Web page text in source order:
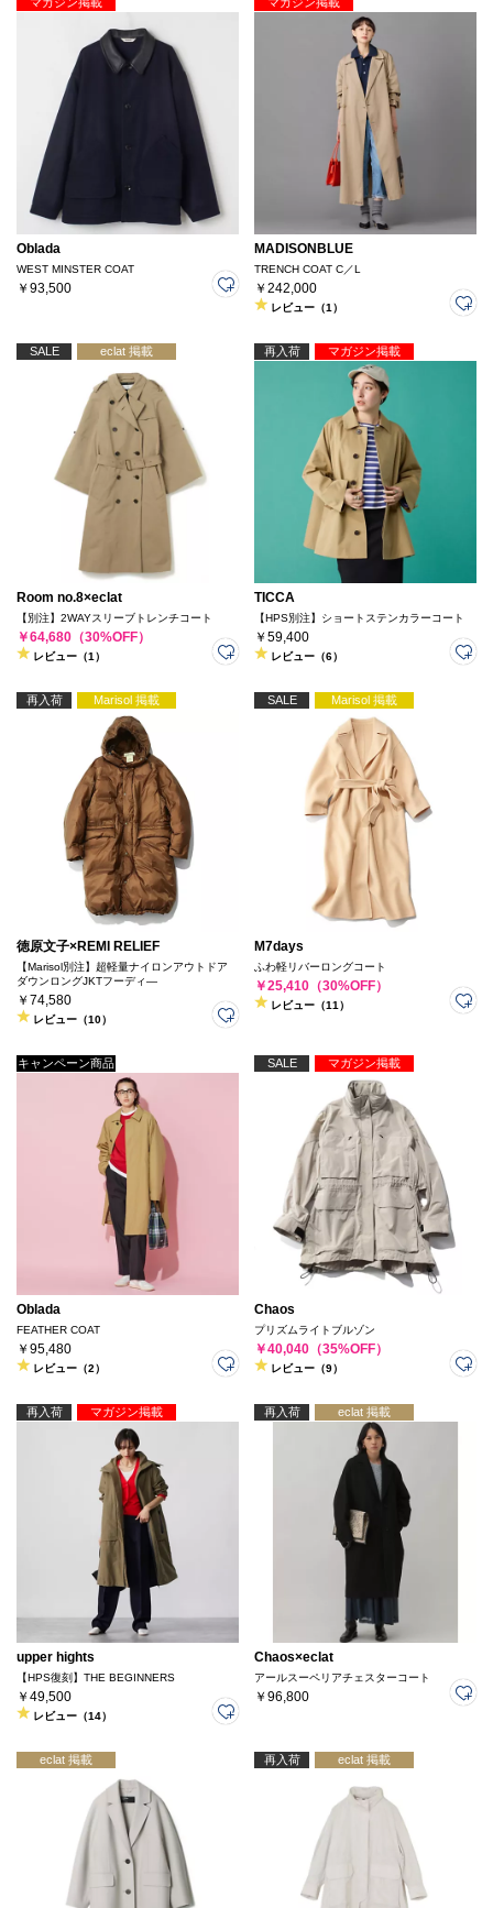
Oblada
WEST MINSTER COAT
￥93,500
MADISONBLUE
TRENCH COAT C／L
￥242,000
レビュー（1）
SALE eclat 掲載
Room no.8×eclat
【別注】2WAYスリーブトレンチコート
￥64,680（30%OFF）
レビュー（1）
再入荷 マガジン掲載
TICCA
【HPS別注】ショートステンカラーコート
￥59,400
レビュー（6）
再入荷 Marisol 掲載
徳原文子×REMI RELIEF
【Marisol別注】超軽量ナイロンアウトドア
ダウンロングJKTフーディ―
￥74,580
レビュー（10）
SALE Marisol 掲載
M7days
ふわ軽リバーロングコート
￥25,410（30%OFF）
レビュー（11）
キャンペーン商品
Oblada
FEATHER COAT
￥95,480
レビュー（2）
SALE マガジン掲載
Chaos
プリズムライトブルゾン
￥40,040（35%OFF）
レビュー（9）
再入荷 マガジン掲載
upper hights
【HPS復刻】THE BEGINNERS
￥49,500
レビュー（14）
再入荷 eclat 掲載
Chaos×eclat
アールスーペリアチェスターコート
￥96,800
eclat 掲載 再入荷 eclat 掲載